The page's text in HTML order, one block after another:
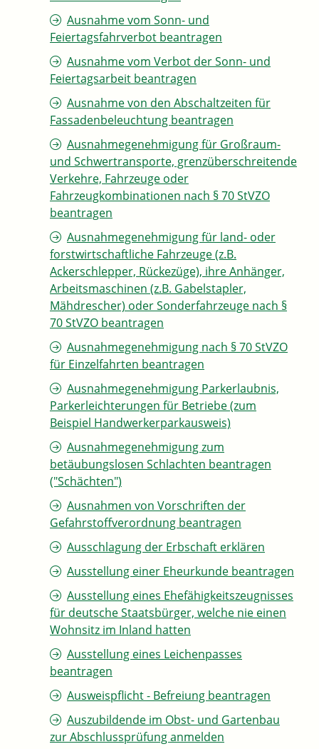
Ausnahme vom Sonn- und
Feiertagsfahrverbot beantragen
Ausnahme vom Verbot der Sonn- und
Feiertagsarbeit beantragen
Ausnahme von den Abschaltzeiten für
Fassadenbeleuchtung beantragen
Ausnahmegenehmigung für Großraum-
und Schwertransporte, grenzüberschreitende
Verkehre, Fahrzeuge oder
Fahrzeugkombinationen nach § 70 StVZO
beantragen
Ausnahmegenehmigung für land- oder
forstwirtschaftliche Fahrzeuge (z.B.
Ackerschlepper, Rückezüge), ihre Anhänger,
Arbeitsmaschinen (z.B. Gabelstapler,
Mähdrescher) oder Sonderfahrzeuge nach §
70 StVZO beantragen
Ausnahmegenehmigung nach § 70 StVZO
für Einzelfahrten beantragen
Ausnahmegenehmigung Parkerlaubnis,
Parkerleichterungen für Betriebe (zum
Beispiel Handwerkerparkausweis)
Ausnahmegenehmigung zum
betäubungslosen Schlachten beantragen
("Schächten")
Ausnahmen von Vorschriften der
Gefahrstoffverordnung beantragen
Ausschlagung der Erbschaft erklären
Ausstellung einer Eheurkunde beantragen
Ausstellung eines Ehefähigkeitszeugnisses
für deutsche Staatsbürger, welche nie einen
Wohnsitz im Inland hatten
Ausstellung eines Leichenpasses
beantragen
Ausweispflicht - Befreiung beantragen
Auszubildende im Obst- und Gartenbau
zur Abschlussprüfung anmelden